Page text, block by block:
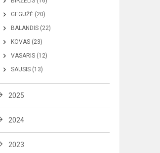
GEGUŽĖ (20)
BALANDIS (22)
KOVAS (23)
VASARIS (12)
SAUSIS (13)
2025
2024
2023